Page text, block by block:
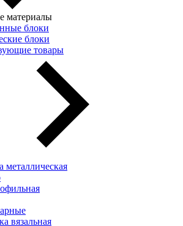
материалы
блоки
блоки
товары
металлическая
вязальная